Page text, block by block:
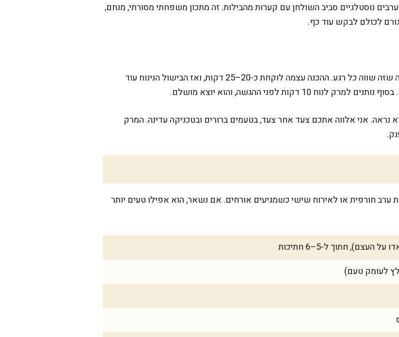
נוסטלגיים סביב השולחן עם קערות מהבילות. זה מתכון משפחתי מסורתי, מנחם,
לכולם לבקש עוד כף.
המתכון הזה דורש קצת סבלנות, אבל מבטיחה שזה שווה כל רגע. ההכנה עצמה לוקחת כ-20–25 דקות, ואז הבישול הנינוח עוד
לפני ההגשה, והוא יוצא מושלם.
נראה. אני אלווה אתכם צעד אחר צעד, בטעמים ברורים ובטכניקה עדינה. המרק
מושלם לארוחת ערב חורפית או לאירוח שישי כשמגיעים אורחים. אם נשאר, הוא אפילו טעים יותר